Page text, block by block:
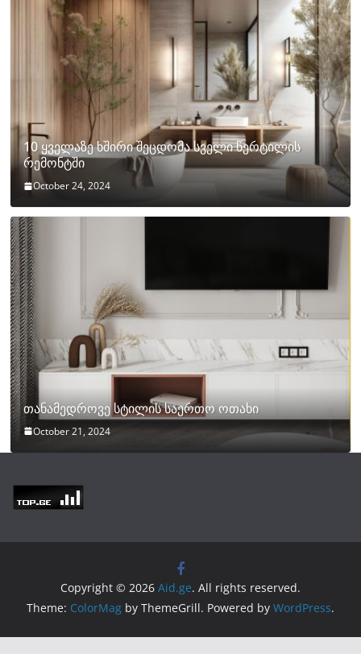
10 ყველაზე ხშირი შეცდომა სველი წერტილის
რემონტში
October 24, 2024
თანამედროვე სტილის საერთო ოთახი
October 21, 2024
Copyright © 2026 Aid.ge. All rights reserved.
Theme: ColorMag by ThemeGrill. Powered by WordPress.